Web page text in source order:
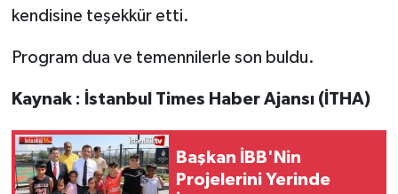
kendisine teşekkür etti.
Program dua ve temennilerle son buldu.
Kaynak : İstanbul Times Haber Ajansı (İTHA)
Başkan İBB'Nin
Projelerini Yerinde